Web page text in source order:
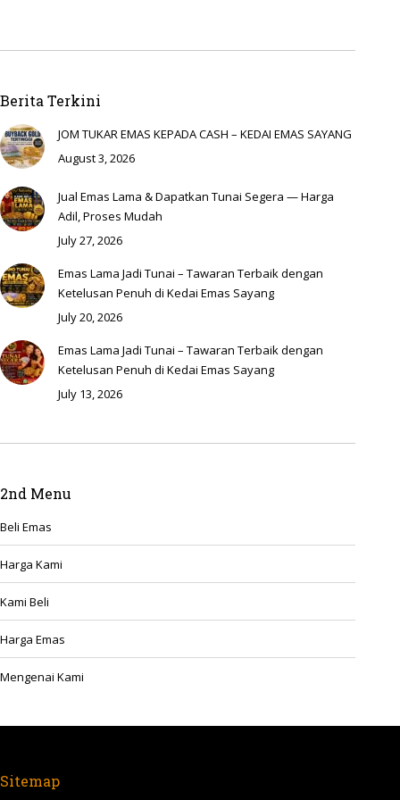
Berita Terkini
JOM TUKAR EMAS KEPADA CASH – KEDAI EMAS SAYANG
August 3, 2026
Jual Emas Lama & Dapatkan Tunai Segera — Harga
Adil, Proses Mudah
July 27, 2026
Emas Lama Jadi Tunai – Tawaran Terbaik dengan
Ketelusan Penuh di Kedai Emas Sayang
July 20, 2026
Emas Lama Jadi Tunai – Tawaran Terbaik dengan
Ketelusan Penuh di Kedai Emas Sayang
July 13, 2026
2nd Menu
Beli Emas
Harga Kami
Kami Beli
Harga Emas
Mengenai Kami
Sitemap